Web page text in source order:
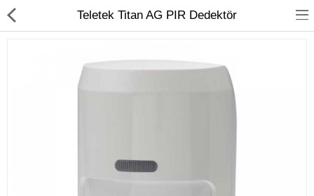
Teletek Titan AG PIR Dedektör